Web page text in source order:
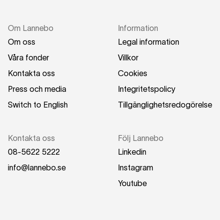
Om Lannebo
Om oss
Våra fonder
Kontakta oss
Press och media
Switch to English
Information
Legal information
Villkor
Cookies
Integritetspolicy
Tillgänglighetsredogörelse
Kontakta oss
08-5622 5222
info@lannebo.se
Följ Lannebo
Linkedin
Instagram
Youtube